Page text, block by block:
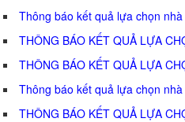
Thông báo kết quả lựa chọn
THÔNG BÁO KẾT QUẢ LỰA
THÔNG BÁO KẾT QUẢ LỰA
Thông báo kết quả lựa chọn
THÔNG BÁO KẾT QUẢ LỰA